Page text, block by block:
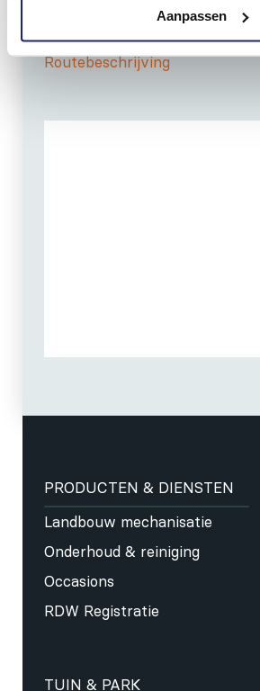
Aanpassen
Zondag: gesloten
Routebeschrijving
PRODUCTEN & DIENSTEN
Landbouw mechanisatie
Onderhoud & reiniging
Occasions
RDW Registratie
TUIN & PARK